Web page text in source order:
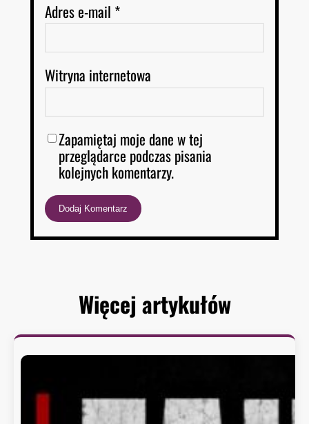
Adres e-mail *
Witryna internetowa
Zapamiętaj moje dane w tej
przeglądarce podczas pisania
kolejnych komentarzy.
Więcej artykułów